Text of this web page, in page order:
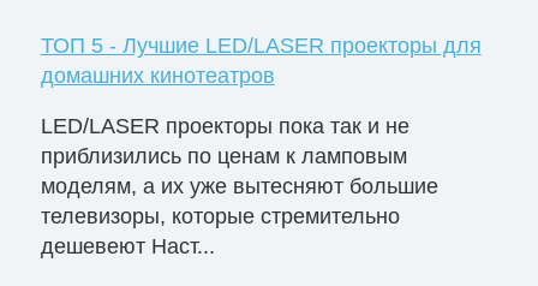
ТОП 5 - Лучшие LED/LASER проекторы для
домашних кинотеатров
LED/LASER проекторы пока так и не
приблизились по ценам к ламповым
моделям, а их уже вытесняют большие
телевизоры, которые стремительно
дешевеют Наст...